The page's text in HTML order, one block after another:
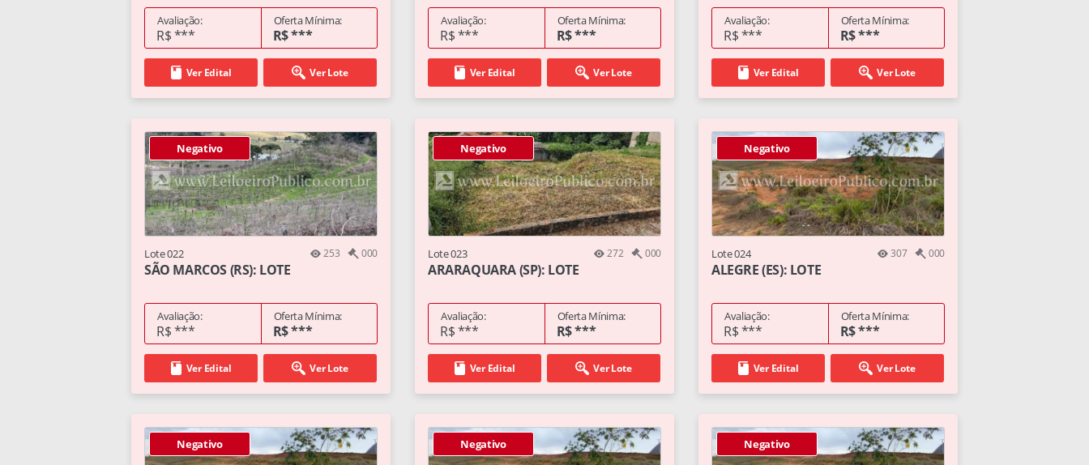
Avaliação:
R$ ***
Oferta Mínima:
R$ ***
Ver Edital Ver Lote
Avaliação:
R$ ***
Oferta Mínima:
R$ ***
Ver Edital Ver Lote
Avaliação:
R$ ***
Oferta Mínima:
R$ ***
Ver Edital Ver Lote
Negativo
Lote 022 253 000
SÃO MARCOS (RS): LOTE
Avaliação:
R$ ***
Oferta Mínima:
R$ ***
Ver Edital Ver Lote
Negativo
Lote 023 272 000
ARARAQUARA (SP): LOTE
Avaliação:
R$ ***
Oferta Mínima:
R$ ***
Ver Edital Ver Lote
Negativo
Lote 024 307 000
ALEGRE (ES): LOTE
Avaliação:
R$ ***
Oferta Mínima:
R$ ***
Ver Edital Ver Lote
Negativo Negativo Negativo